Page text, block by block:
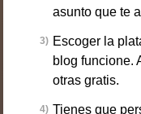
asunto que te
Escoger la
blog funcione.
otras gratis.
Tienes que